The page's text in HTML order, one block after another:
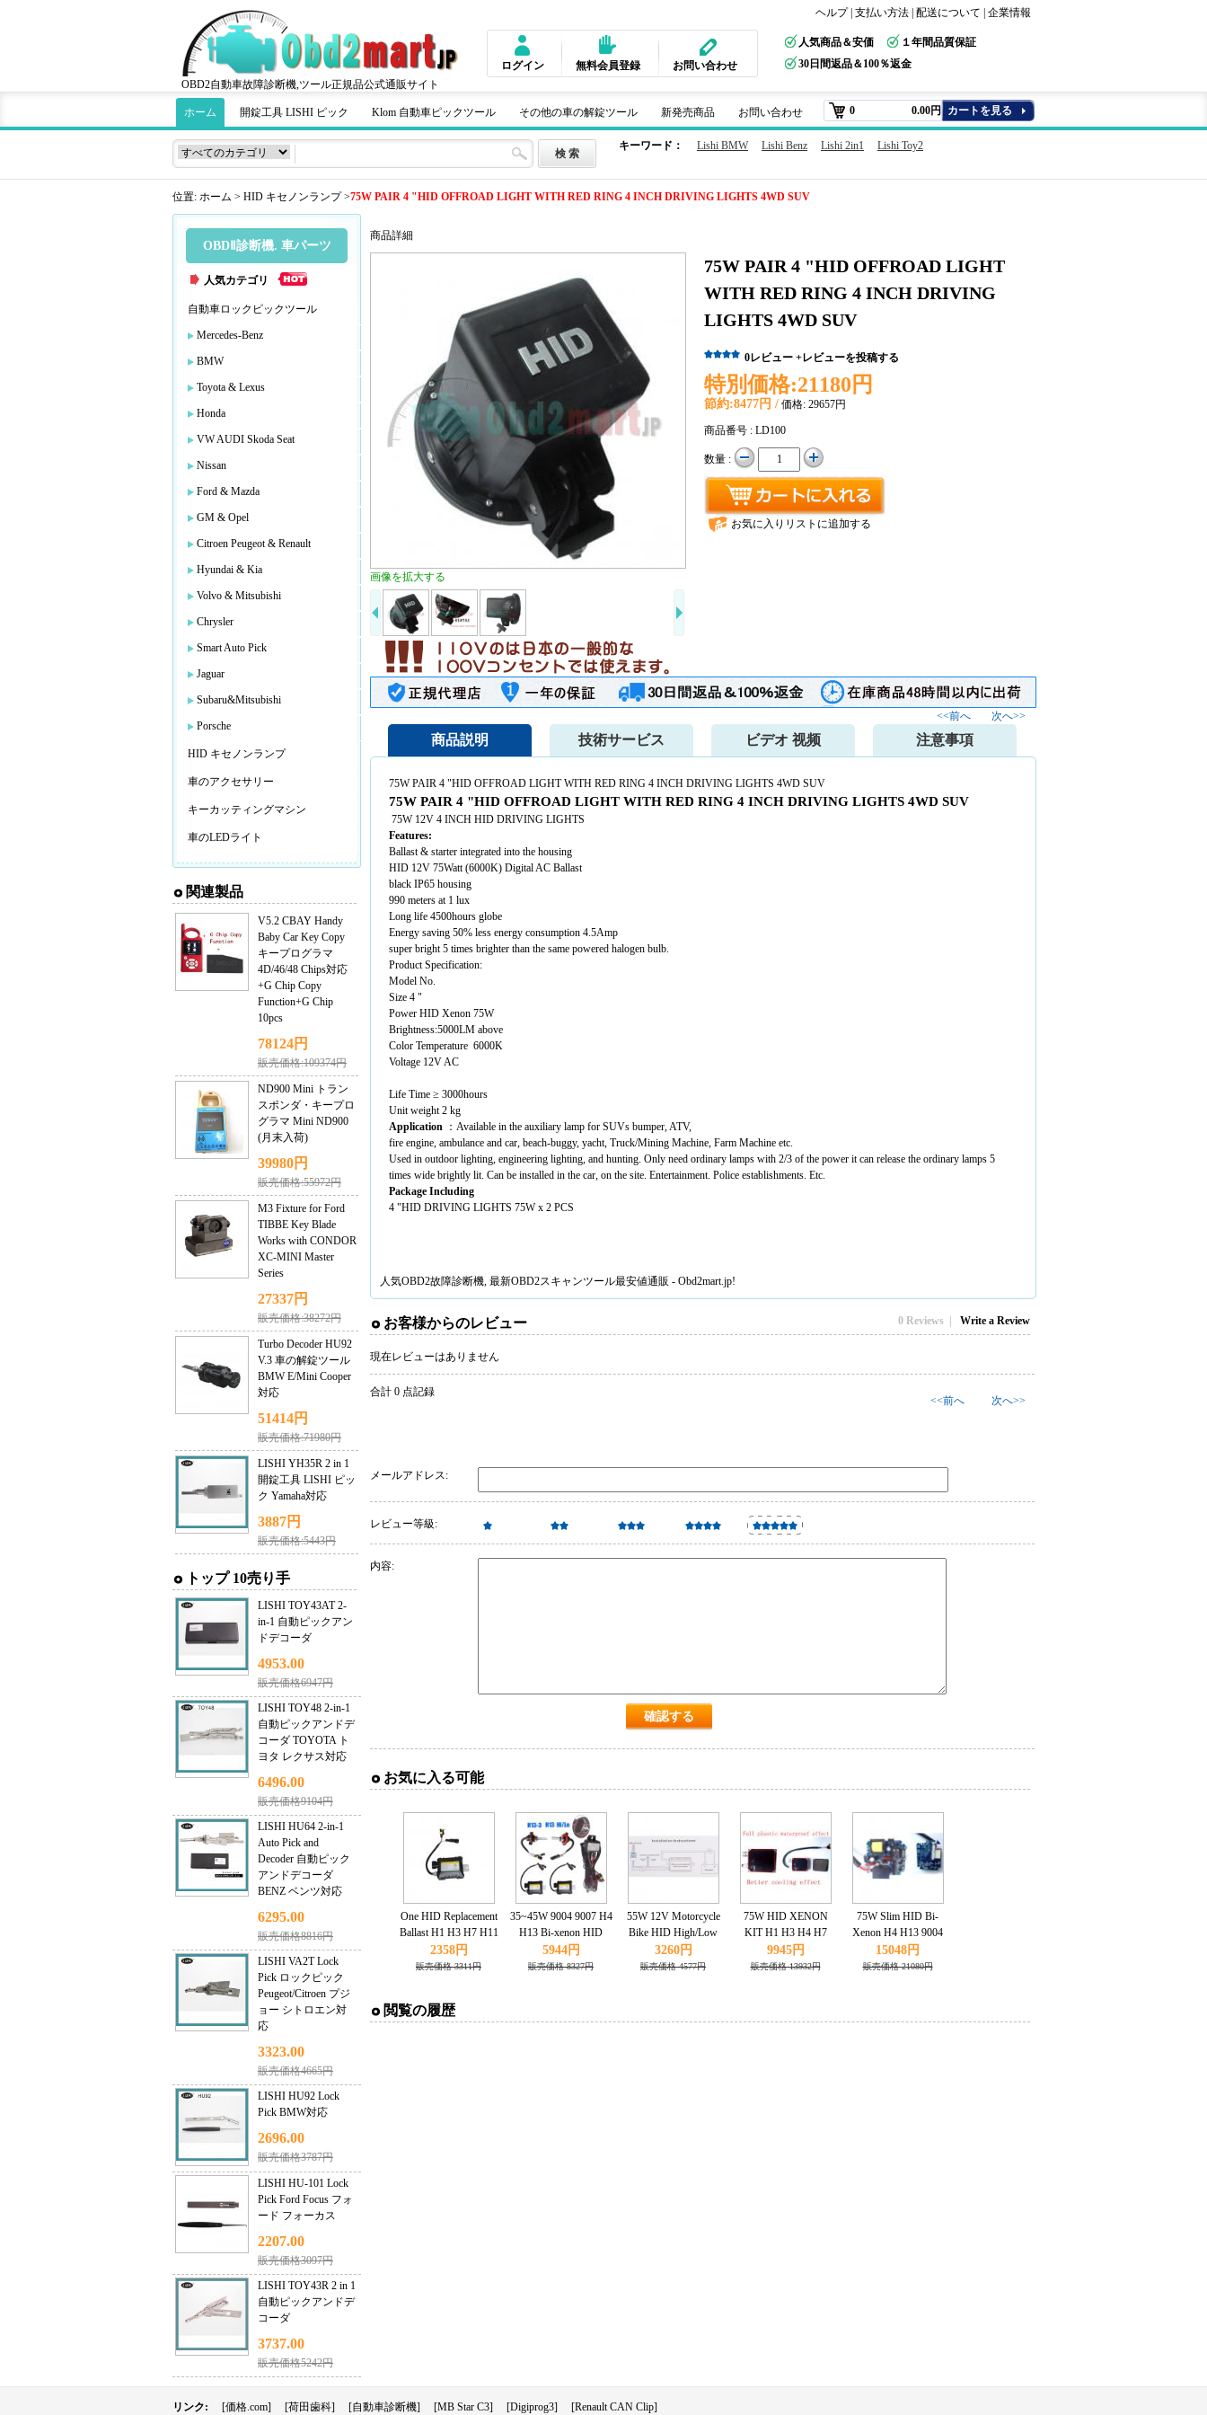
OBD2自動車故障診断機,ツール正規品公式通販サイト
ヘルプ 支払い方法 配送について 企業情報
ログイン 無料会員登録 お問い合わせ
人気商品＆安価
１年間品質保証
30日間返品＆100％返金
ホーム 開錠工具 LISHI ピック Klom 自動車ピックツール その他の車の解錠ツール 新発売商品 お問い合わせ 0 0.00円 カートを見る
キーワード： Lishi BMW Lishi Benz Lishi 2in1 Lishi Toy2
位置: ホーム > HID キセノンランプ>75W PAIR 4 "HID OFFROAD LIGHT WITH RED RING 4 INCH DRIVING LIGHTS 4WD SUV
OBDⅡ診断機. 車パーツ
人気カテゴリ
自動車ロックピックツール
Mercedes-Benz
BMW
Toyota & Lexus
Honda
VW AUDI Skoda Seat
Nissan
Ford & Mazda
GM & Opel
Citroen Peugeot & Renault
Hyundai & Kia
Volvo & Mitsubishi
Chrysler
Smart Auto Pick
Jaguar
Subaru&Mitsubishi
Porsche
HID キセノンランプ
車のアクセサリー
キーカッティングマシン
車のLEDライト
関連製品
V5.2 CBAY Handy
Baby Car Key Copy
キープログラマ
4D/46/48 Chips対応
+G Chip Copy
Function+G Chip
10pcs
78124円
販売価格:109374円
ND900 Mini トラン
スポンダ・キープロ
グラマ Mini ND900
(月末入荷)
39980円
販売価格:55972円
M3 Fixture for Ford
TIBBE Key Blade
Works with CONDOR
XC-MINI Master
Series
27337円
販売価格:38272円
Turbo Decoder HU92
V.3 車の解錠ツール
BMW E/Mini Cooper
対応
51414円
販売価格:71980円
LISHI YH35R 2 in 1
開錠工具 LISHI ピッ
ク Yamaha対応
3887円
販売価格:5443円
トップ 10売り手
LISHI TOY43AT 2-
in-1 自動ピックアン
ドデコーダ
4953.00
販売価格6947円
LISHI TOY48 2-in-1
自動ピックアンドデ
コーダ TOYOTA ト
ヨタ レクサス対応
6496.00
販売価格9104円
LISHI HU64 2-in-1
Auto Pick and
Decoder 自動ピック
アンドデコーダ
BENZ ベンツ対応
6295.00
販売価格8816円
LISHI VA2T Lock
Pick ロックピック
Peugeot/Citroen プジ
ョー シトロエン対
応
3323.00
販売価格4665円
LISHI HU92 Lock
Pick BMW対応
2696.00
販売価格3787円
LISHI HU-101 Lock
Pick Ford Focus フォ
ード フォーカス
2207.00
販売価格3097円
LISHI TOY43R 2 in 1
自動ピックアンドデ
コーダ
3737.00
販売価格5242円
商品詳細
画像を拡大する
75W PAIR 4 "HID OFFROAD LIGHT
WITH RED RING 4 INCH DRIVING
LIGHTS 4WD SUV
0レビュー +レビューを投稿する
特別価格:21180円
節約:8477円 / 価格: 29657円
商品番号 : LD100
数量 :
お気に入りリストに追加する
<<前へ 次へ>>
商品説明
75W PAIR 4 "HID OFFROAD LIGHT WITH RED RING 4 INCH DRIVING LIGHTS 4WD SUV
75W PAIR 4 "HID OFFROAD LIGHT WITH RED RING 4 INCH DRIVING LIGHTS 4WD SUV
75W 12V 4 INCH HID DRIVING LIGHTS
Features:
Ballast & starter integrated into the housing
HID 12V 75Watt (6000K) Digital AC Ballast
black IP65 housing
990 meters at 1 lux
Long life 4500hours globe
Energy saving 50% less energy consumption 4.5Amp
super bright 5 times brighter than the same powered halogen bulb.
Product Specification:
Model No.
Size 4 "
Power HID Xenon 75W
Brightness:5000LM above
Color Temperature 6000K
Voltage 12V AC
Life Time ≥ 3000hours
Unit weight 2 kg
Application ：Available in the auxiliary lamp for SUVs bumper, ATV,
fire engine, ambulance and car, beach-buggy, yacht, Truck/Mining Machine, Farm Machine etc.
Used in outdoor lighting, engineering lighting, and hunting. Only need ordinary lamps with 2/3 of the power it can release the ordinary lamps 5
times wide brightly lit. Can be installed in the car, on the site. Entertainment. Police establishments. Etc.
Package Including
4 "HID DRIVING LIGHTS 75W x 2 PCS
人気OBD2故障診断機, 最新OBD2スキャンツール最安値通販 - Obd2mart.jp!
技術サービス ビデオ 视频 注意事項
お客様からのレビュー 0 Reviews | Write a Review
現在レビューはありません
合計 0 点記録
<<前へ 次へ>>
メールアドレス:
レビュー等級:
内容:
お気に入る可能
One HID Replacement
Ballast H1 H3 H7 H11
9005 9006 35W
2358円
販売価格 3311円
35~45W 9004 9007 H4
H13 Bi-xenon HID
KIT xenon High/Low
3000K 6000K 8000K
5944円
販売価格 8327円
55W 12V Motorcycle
Bike HID High/Low
Beam Bi-xenon
Kit+Slim Ballast H1 H4
3260円
販売価格 4577円
75W HID XENON
KIT H1 H3 H4 H7
9005 9006 6000K
9945円
販売価格 13932円
75W Slim HID Bi-
Xenon H4 H13 9004
9007 Hi/Lo
15048円
販売価格 21080円
閲覧の履歴
リンク: [価格.com] [荷田歯科] [自動車診断機] [MB Star C3] [Digiprog3] [Renault CAN Clip]